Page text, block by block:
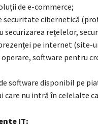
de e-commerce;
securitate cibernetică
securizarea rețelelor,
pe internet (site-
operare, software pentru
software disponibil pe
care nu intră în celelalte
IT: